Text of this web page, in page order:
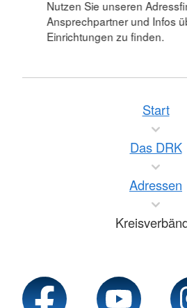
Nutzen Sie unseren
Ansprechpartner und Infos
Einrichtungen zu finden.
Start
Das DRK
Adressen